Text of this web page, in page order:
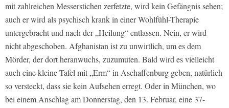
mit zahlreichen Messerstichen zerfetzte, wird kein Gefängnis sehen;
auch er wird als psychisch krank in einer Wohlfühl-Therapie
untergebracht und nach der „Heilung“ entlassen. Nein, er wird
nicht abgeschoben. Afghanistan ist zu unwirtlich, um es dem
Mörder, der dort heranwuchs, zuzumuten. Bald wird es vielleicht
auch eine kleine Tafel mit „Erm“ in Aschaffenburg geben, natürlich
so versteckt, dass sie kein Aufsehen erregt. Oder in München, wo
bei einem Anschlag am Donnerstag, den 13. Februar, eine 37-